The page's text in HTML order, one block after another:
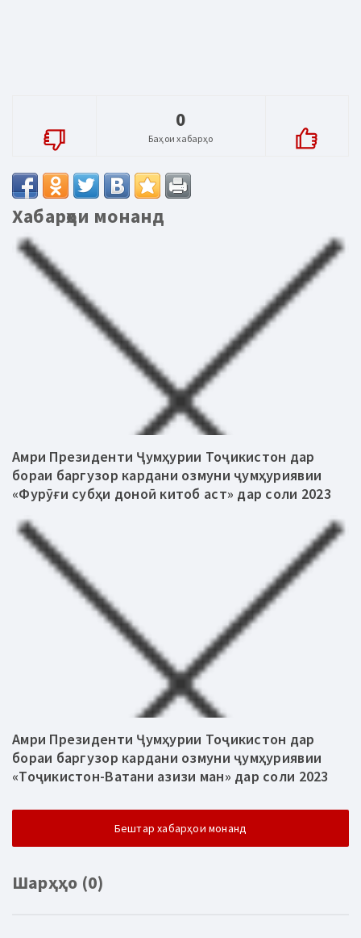
0
Баҳои хабарҳо
Хабарҳои монанд
Амри Президенти Ҷумҳурии Тоҷикистон дар
бораи баргузор кардани озмуни ҷумҳуриявии
«Фурӯғи субҳи доноӣ китоб аст» дар соли 2023
Амри Президенти Ҷумҳурии Тоҷикистон дар
бораи баргузор кардани озмуни ҷумҳуриявии
«Тоҷикистон-Ватани азизи ман» дар соли 2023
Бештар хабарҳои монанд
Шарҳҳо (0)